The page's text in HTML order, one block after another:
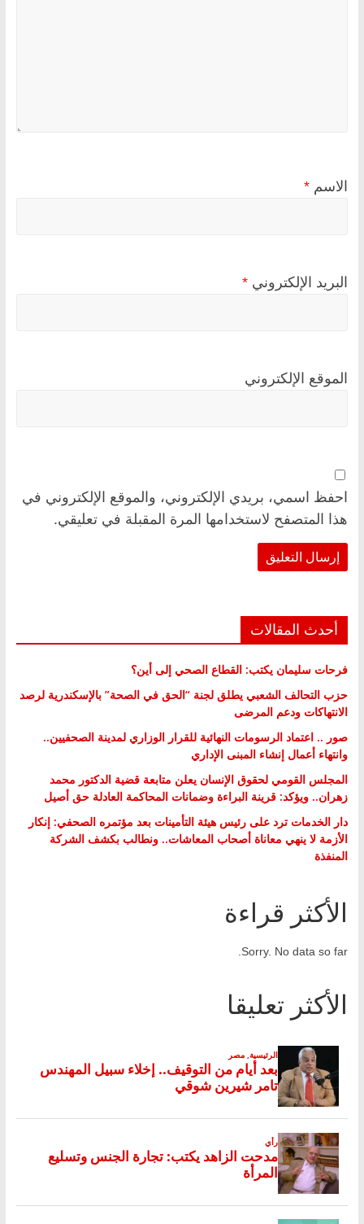
الاسم *
البريد الإلكتروني *
الموقع الإلكتروني
احفظ اسمي، بريدي الإلكتروني، والموقع الإلكتروني في
هذا المتصفح لاستخدامها المرة المقبلة في تعليقي.
أحدث المقالات
فرحات سليمان يكتب: القطاع الصحي إلى أين؟
حزب التحالف الشعبي يطلق لجنة “الحق في الصحة” بالإسكندرية لرصد
الانتهاكات ودعم المرضى
صور .. اعتماد الرسومات النهائية للقرار الوزاري لمدينة الصحفيين..
وانتهاء أعمال إنشاء المبنى الإداري
المجلس القومي لحقوق الإنسان يعلن متابعة قضية الدكتور محمد
زهران.. ويؤكد: قرينة البراءة وضمانات المحاكمة العادلة حق أصيل
دار الخدمات ترد على رئيس هيئة التأمينات بعد مؤتمره الصحفي: إنكار
الأزمة لا ينهي معاناة أصحاب المعاشات.. ونطالب بكشف الشركة
المنفذة
الأكثر قراءة
Sorry. No data so far.
الأكثر تعليقا